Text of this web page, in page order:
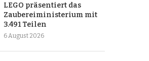
LEGO präsentiert das
Zaubereiministerium mit
3.491 Teilen
6 August 2026